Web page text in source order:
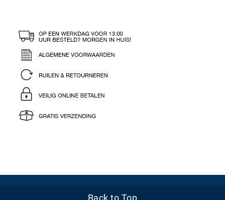
Back to Top